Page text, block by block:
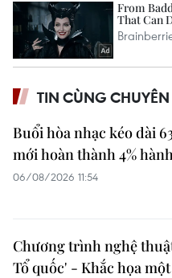
TIN CÙNG
Buổi hòa nhạc kéo dài
mới hoàn thành 4%
06/08/2026 11:54
Chương trình nghệ
Tổ quốc' - Khắc họa